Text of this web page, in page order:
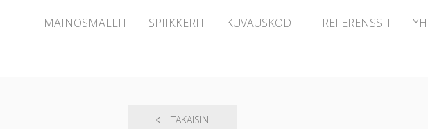
MAINOSMALLIT SPIIKKERIT KUVAUSKODIT REFERENSSIT
TAKAISIN